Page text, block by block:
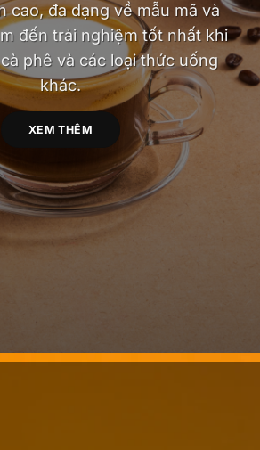
cao, đa dạng về mẫu mã và
đến trải nghiệm tốt nhất khi
phê và các loại thức uống
khác.
XEM THÊM